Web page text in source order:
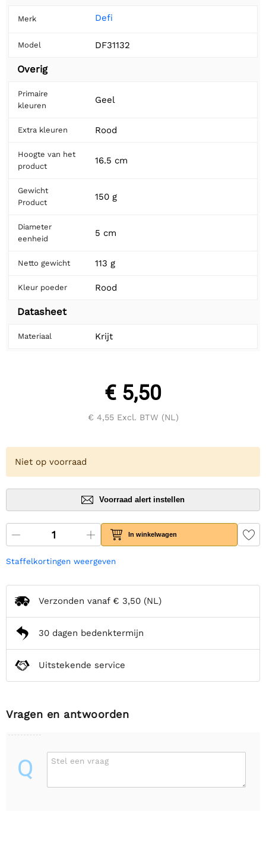
Merk Defi
Model DF31132
Overig
Primaire
kleuren
Geel
Extra kleuren Rood
Hoogte van het
product
16.5 cm
Gewicht
Product
150 g
Diameter
eenheid
5 cm
Netto gewicht 113 g
Kleur poeder Rood
Datasheet
Materiaal Krijt
€ 5,50
€ 4,55Excl. BTW (NL)
Niet op voorraad
Voorraad alert instellen
In winkelwagen
Staffelkortingen weergeven
Verzonden vanaf € 3,50 (NL)
30 dagen bedenktermijn
Uitstekende service
Vragen en antwoorden
Q Stel een vraag